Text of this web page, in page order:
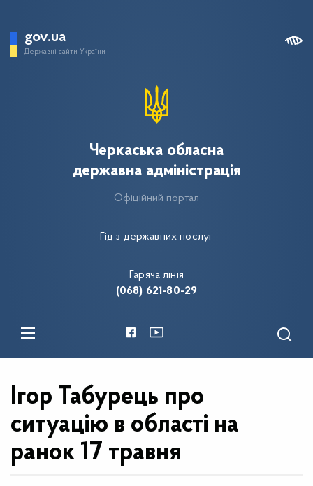
gov.ua
Державні сайти України
Гід з державних послуг
Черкаська обласна
державна адміністрація
Офіційний портал
Гаряча лінія
(068) 621-80-29
Ігор Табурець про
ситуацію в області на
ранок 17 травня